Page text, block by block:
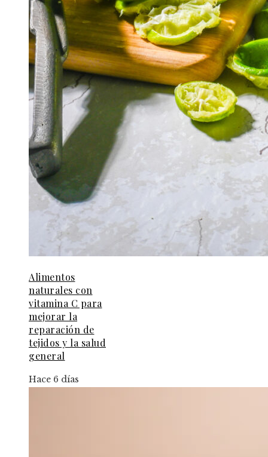
Alimentos
naturales con
vitamina C para
mejorar la
reparación de
tejidos y la salud
general
Hace 6 días